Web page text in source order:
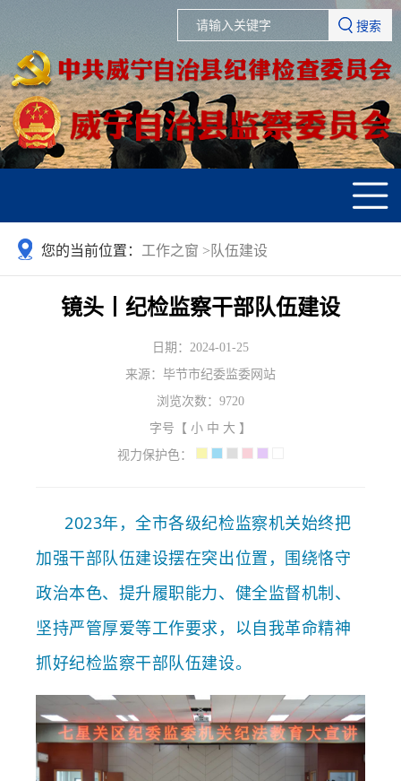
搜索
您的当前位置： 工作之窗 > 队伍建设
镜头丨纪检监察干部队伍建设
日期：2024-01-25
来源：毕节市纪委监委网站
浏览次数： 9720
字号【 小 中 大 】
视力保护色：
2023年，全市各级纪检监察机关始终把
加强干部队伍建设摆在突出位置，围绕恪守
政治本色、提升履职能力、健全监督机制、
坚持严管厚爱等工作要求，以自我革命精神
抓好纪检监察干部队伍建设。